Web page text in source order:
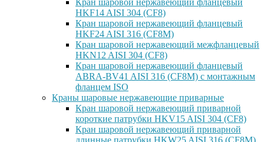
Кран шаровой нержавеющий фланцевый
HKF14 AISI 304 (CF8)
Кран шаровой нержавеющий фланцевый
HKF24 AISI 316 (CF8M)
Кран шаровой нержавеющий межфланцевый
HKN12 AISI 304 (CF8)
Кран шаровой нержавеющий фланцевый
ABRA-BV41 AISI 316 (CF8M) с монтажным
фланцем ISO
Краны шаровые нержавеющие приварные
Кран шаровой нержавеющий приварной
короткие патрубки HKV15 AISI 304 (CF8)
Кран шаровой нержавеющий приварной
длинные патрубки HKW25 AISI 316 (CF8M)